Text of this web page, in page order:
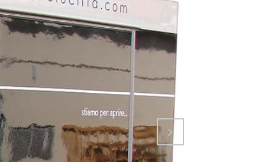
Attiva comando